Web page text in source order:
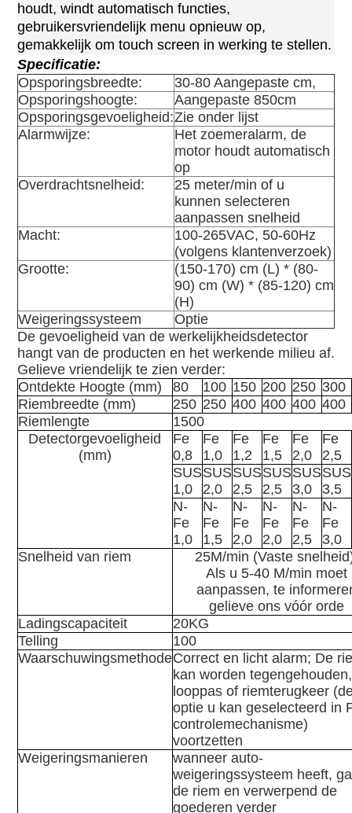
houdt, windt automatisch functies,
gebruikersvriendelijk menu opnieuw op,
gemakkelijk om touch screen in werking te stellen.
Specificatie:
Opsporingsbreedte:
30-80 Aangepaste cm,
Opsporingshoogte:
Aangepaste 850cm
Opsporingsgevoeligheid:Zie onder lijst
Alarmwijze:
Het zoemeralarm, de
motor houdt automatisch
op
Overdrachtsnelheid:
25 meter/min of u
kunnen selecteren
aanpassen snelheid
Macht:
100-265VAC, 50-60Hz
(volgens klantenverzoek)
Grootte:
(150-170) cm (L) * (80-
90) cm (W) * (85-120) cm
(H)
Weigeringssysteem
Optie
De gevoeligheid van de werkelijkheidsdetector
hangt van de producten en het werkende milieu af.
Gelieve vriendelijk te zien verder:
Ontdekte Hoogte (mm)
80 100 150 200 250 300
Riembreedte (mm)
250 250 400 400 400 400
Riemlengte
1500
Detectorgevoeligheid
(mm)
Fe
0,8
Fe
1,0
Fe
1,2
Fe
1,5
Fe
2,0
Fe
2,5
SUS
1,0
SUS
2,0
SUS
2,5
SUS
2,5
SUS
3,0
SUS
3,5
N-
Fe
1,0
N-
Fe
1,5
N-
Fe
2,0
N-
Fe
2,0
N-
Fe
2,5
N-
Fe
3,0
Snelheid van riem
25M/min (Vaste
Als u 5-40 M/min moet
aanpassen, te
gelieve ons vóór orde
Ladingscapaciteit
20KG
Telling
100
WaarschuwingsmethodeCorrect en licht alarm; De
kan worden tegengehouden,
looppas of riemterugkeer
optie u kan geselecteerd in
controlemechanisme)
voortzetten
Weigeringsmanieren
wanneer auto-
weigeringssysteem heeft,
de riem en verwerpend de
goederen verder